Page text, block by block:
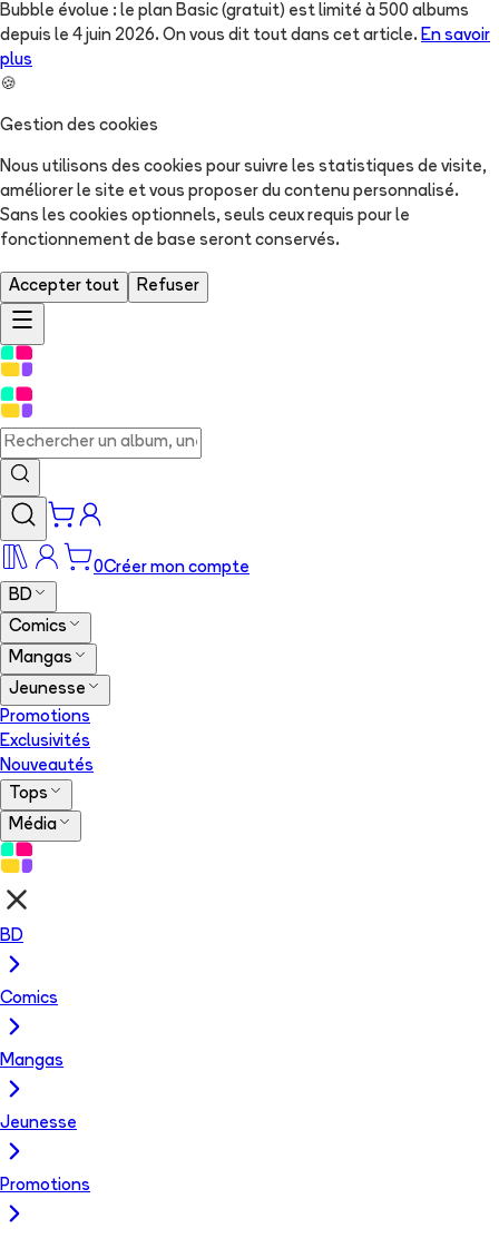
Bubble évolue : le plan Basic (gratuit) est limité à 500 albums
depuis le 4 juin 2026. On vous dit tout dans cet article. En savoir
plus
🍪
Gestion des cookies
Nous utilisons des cookies pour suivre les statistiques de visite,
améliorer le site et vous proposer du contenu personnalisé.
Sans les cookies optionnels, seuls ceux requis pour le
fonctionnement de base seront conservés.
Accepter tout Refuser
0Créer mon compte
BD
Comics
Mangas
Jeunesse
Promotions
Exclusivités
Nouveautés
Tops
Média
BD
Comics
Mangas
Jeunesse
Promotions